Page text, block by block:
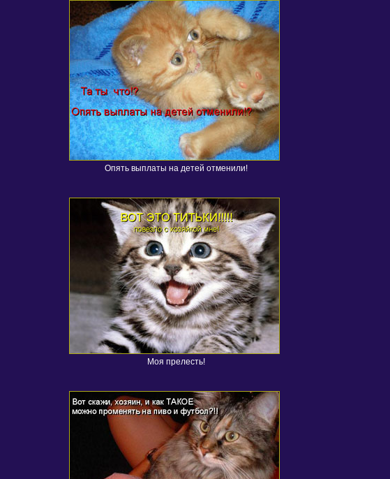
Опять выплаты на детей отменили!
Моя прелесть!